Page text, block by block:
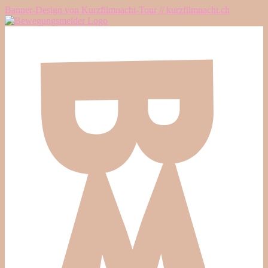
Banner-Design von Kurzfilmnacht-Tour // kurzfilmnacht.ch